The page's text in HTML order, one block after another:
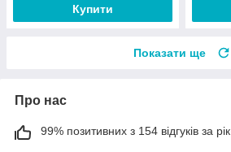
Купити
Показати ще
Про нас
99% позитивних з 154 відгуків за рік